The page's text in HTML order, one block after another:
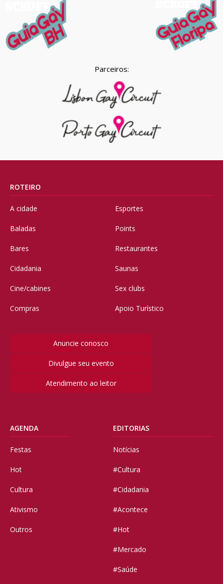
Parceiros:
ROTEIRO
A cidade
Baladas
Bares
Cidadania
Cine/cabines
Compras
Esportes
Points
Restaurantes
Saunas
Sex clubs
Apoio Turístico
Anuncie conosco
Divulgue seu evento
Atendimento ao leitor
AGENDA
Festas
Hot
Cultura
Ativismo
Outros
EDITORIAS
Notícias
#Cultura
#Cidadania
#Acontece
#Hot
#Mercado
#Saúde